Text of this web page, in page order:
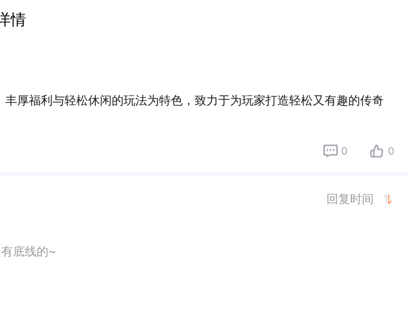
情
厚福利与轻松休闲的玩法为特色，致力于为玩家打造轻松又有趣的传奇
0 0
回复时间
底线的~